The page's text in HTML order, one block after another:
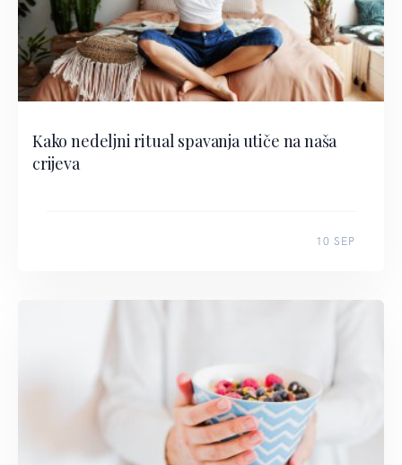
Kako nedeljni ritual spavanja utiče na naša
crijeva
10 SEP